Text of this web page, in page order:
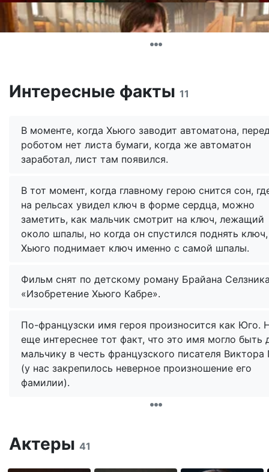
Интересные факты 11
В моменте, когда Хьюго заводит автоматона,
роботом нет листа бумаги, когда же автоматон
заработал, лист там появился.
В тот момент, когда главному герою снится сон,
на рельсах увидел ключ в форме сердца, можно
заметить, как мальчик смотрит на ключ, лежащий
около шпалы, но когда он спустился поднять
Хьюго поднимает ключ именно с самой шпалы.
Фильм снят по детскому роману Брайана
«Изобретение Хьюго Кабре».
По-французски имя героя произносится как Юго.
еще интереснее тот факт, что это имя могло быть
мальчику в честь французского писателя Виктора
(у нас закрепилось неверное произношение его
фамилии).
Актеры 41